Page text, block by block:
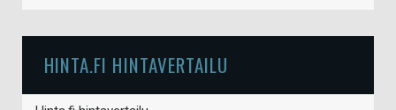
HINTA.FI HINTAVERTAILU